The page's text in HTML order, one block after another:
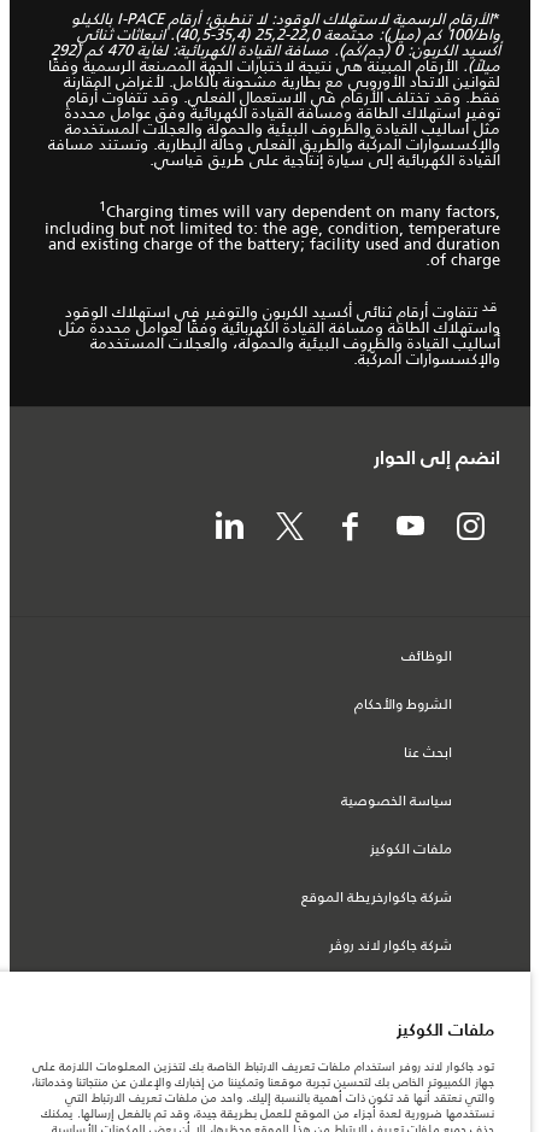
*
الأرقام الرسمية لاستهلاك الوقود: لا تنطبق؛ أرقام I-PACE بالكيلو
واط/100 كم (ميل): مجتمعة 22,0-25,2 (35,4-40,5). انبعاثات ثنائي
أكسيد الكربون: 0 (جم/كم). مسافة القيادة الكهربائية: لغاية 470 كم (292
ميلاً). الأرقام المبينة هي نتيجة لاختبارات الجهة المصنعة الرسمية وفقًا
لقوانين الاتحاد الأوروبي مع بطارية مشحونة بالكامل. لأغراض المقارنة
فقط. وقد تختلف الأرقام في الاستعمال الفعلي. وقد تتفاوت أرقام
توفير استهلاك الطاقة ومسافة القيادة الكهربائية وفق عوامل محددة
مثل أساليب القيادة والظروف البيئية والحمولة والعجلات المستخدمة
والإكسسوارات المركّبة والطريق الفعلي وحالة البطارية. وتستند مسافة
القيادة الكهربائية إلى سيارة إنتاجية على طريق قياسي.
1Charging times will vary dependent on many factors,
including but not limited to: the age, condition, temperature
and existing charge of the battery; facility used and duration
of charge.
قد تتفاوت أرقام ثنائي أكسيد الكربون والتوفير في استهلاك الوقود
واستهلاك الطاقة ومسافة القيادة الكهربائية وفقًا لعوامل محددة مثل
أساليب القيادة والظروف البيئية والحمولة، والعجلات المستخدمة
والإكسسوارات المركّبة.
انضم إلى الحوار
الوظائف
الشروط والأحكام
ابحث عنا
سياسة الخصوصية
ملفات الكوكيز
شركة جاكوارخريطة الموقع
شركة جاكوار لاند روڤر
لبنان, سعد وطراد
ملفات الكوكيز
تود جاكوار لاند روفر استخدام ملفات تعريف الارتباط الخاصة بك لتخزين المعلومات اللازمة على
جهاز الكمبيوتر الخاص بك لتحسين تجربة موقعنا وتمكيننا من إخبارك والإعلان عن منتجاتنا وخدماتنا،
والتي نعتقد أنها قد تكون ذات أهمية بالنسبة إليك. واحد من ملفات تعريف الارتباط التي
نستخدمها ضرورية لعدة أجزاء من الموقع للعمل بطريقة جيدة، وقد تم بالفعل إرسالها. يمكنك